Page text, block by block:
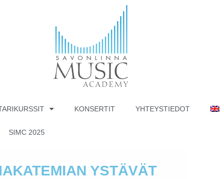
KONSERTIT YHTEYSTIEDOT
SIMC 2025
YSTÄVÄT